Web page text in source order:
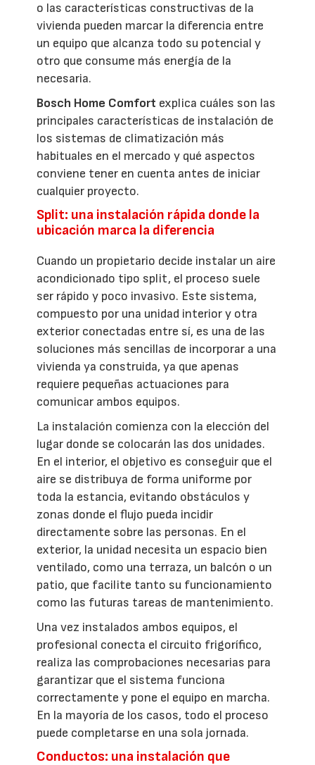
o las características constructivas de la
vivienda pueden marcar la diferencia entre
un equipo que alcanza todo su potencial y
otro que consume más energía de la
necesaria.
Bosch Home Comfort explica cuáles son las
principales características de instalación de
los sistemas de climatización más
habituales en el mercado y qué aspectos
conviene tener en cuenta antes de iniciar
cualquier proyecto.
Split: una instalación rápida donde la
ubicación marca la diferencia
Cuando un propietario decide instalar un aire
acondicionado tipo split, el proceso suele
ser rápido y poco invasivo. Este sistema,
compuesto por una unidad interior y otra
exterior conectadas entre sí, es una de las
soluciones más sencillas de incorporar a una
vivienda ya construida, ya que apenas
requiere pequeñas actuaciones para
comunicar ambos equipos.
La instalación comienza con la elección del
lugar donde se colocarán las dos unidades.
En el interior, el objetivo es conseguir que el
aire se distribuya de forma uniforme por
toda la estancia, evitando obstáculos y
zonas donde el flujo pueda incidir
directamente sobre las personas. En el
exterior, la unidad necesita un espacio bien
ventilado, como una terraza, un balcón o un
patio, que facilite tanto su funcionamiento
como las futuras tareas de mantenimiento.
Una vez instalados ambos equipos, el
profesional conecta el circuito frigorífico,
realiza las comprobaciones necesarias para
garantizar que el sistema funciona
correctamente y pone el equipo en marcha.
En la mayoría de los casos, todo el proceso
puede completarse en una sola jornada.
Conductos: una instalación que